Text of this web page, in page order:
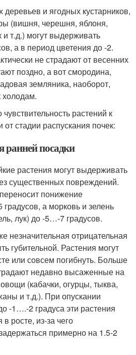
деревьев и ягодных кустарников,
(вишня, черешня, яблоня,
и т.д.) могут выдерживать
а в период цветения до -2.
не страдают от весенних
поздно, а вот смородина,
земляника, наоборот,
холодам.
растений к
стадии распускания почек:
ранней посадки
растения могут выдерживать
существенных повреждений.
понижение
а морковь и зелень
лук) до -5…-7 градусов.
незначительная отрицательная
губительной. Растения могут
или совсем погибнуть. Больше
недавно высаженные на
(кабачки, огурцы, тыква,
и т.д.). При опускании
-1….-2 градуса эти растения
в росте, из-за чего
примерно на 1.5-2